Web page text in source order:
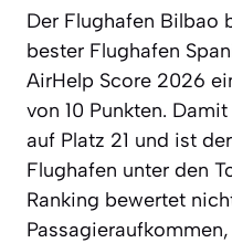
Der Flughafen Bilbao
bester Flughafen
AirHelp Score 2026
von 10 Punkten.
auf Platz 21 und ist
Flughafen unter den
Ranking bewertet